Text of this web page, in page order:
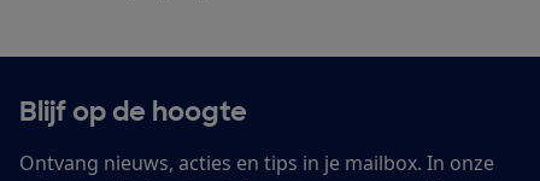
Blijf op de hoogte
Ontvang nieuws, acties en tips in je mailbox. In onze